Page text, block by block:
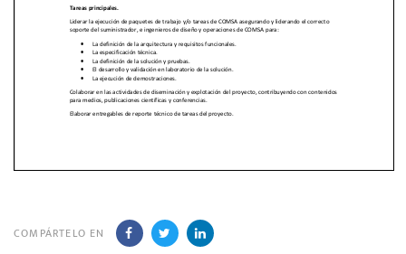
COMPÁRTELO EN